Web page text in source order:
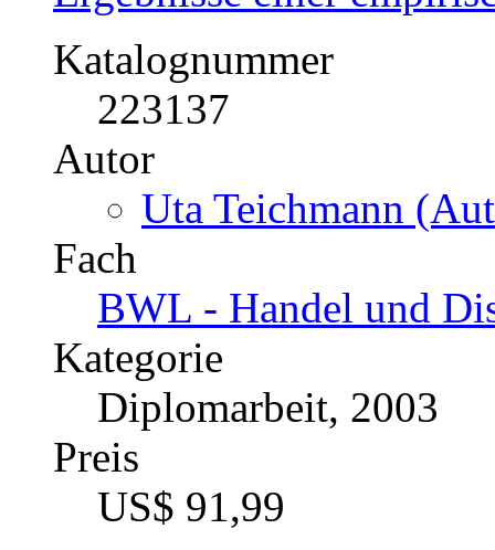
Katalognummer
223137
Autor
Uta Teichmann
Fach
BWL - Handel und
Kategorie
Diplomarbeit, 2003
Preis
US$ 91,99